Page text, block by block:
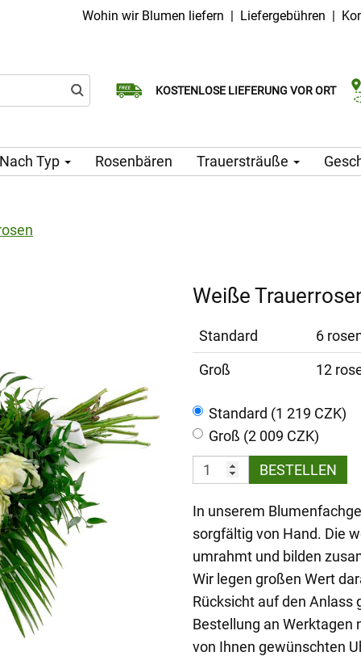
Wohin wir Blumen liefern | Liefergebühren |
KOSTENLOSE LIEFERUNG VOR ORT
Lieferung am selben Tag möglich
Wählen Sie Ihr Lieferdatum
Nach Typ Rosenbären Trauersträuße
Weiße
Standard
6
Groß
12
Standard (1 219 CZK)
Groß (2 009 CZK)
BESTELLEN
In unserem
sorgfältig von Hand. Die
umrahmt und bilden
Wir legen großen Wert
Rücksicht auf den
Bestellung an Werktagen
von Ihnen gewünschten